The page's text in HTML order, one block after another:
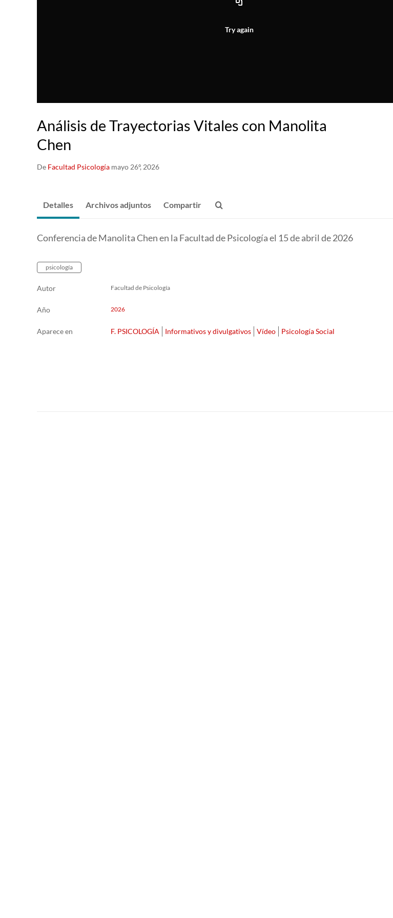
Try again
Análisis de Trayectorias Vitales con Manolita
Chen
De Facultad Psicología mayo 26º, 2026
Detalles Archivos adjuntos Compartir
Conferencia de Manolita Chen en la Facultad de Psicología el 15 de abril de 2026
psicología
Autor Facultad de Psicología
Año 2026
Aparece en F. PSICOLOGÍA Informativos y divulgativos Vídeo Psicología Social